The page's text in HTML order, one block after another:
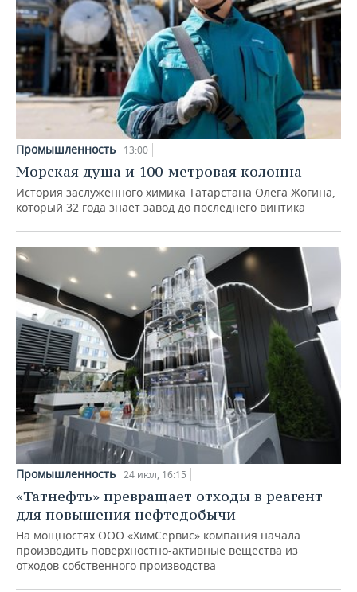
Промышленность 13:00
Морская душа и 100-метровая колонна
История заслуженного химика Татарстана Олега Жогина,
который 32 года знает завод до последнего винтика
Промышленность 24 июл, 16:15
«Татнефть» превращает отходы в реагент
для повышения нефтедобычи
На мощностях ООО «ХимСервис» компания начала
производить поверхностно-активные вещества из
отходов собственного производства